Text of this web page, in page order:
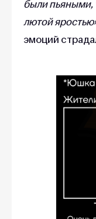
были пьяными,
лютой
эмоций